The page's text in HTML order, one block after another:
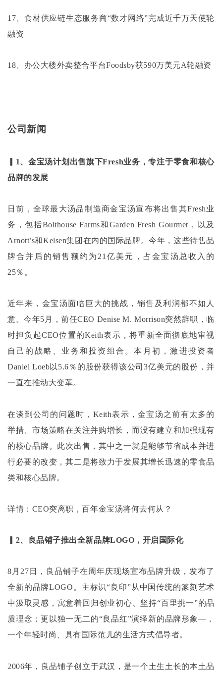
17、食材供应链生态服务商“数才网络”完成近千万天使轮
融资
18、办公大楼外卖整合平台Foodsby获590万美元A轮融资
公司新闻
▎1、金宝汤计划出售旗下Fresh业务，专注于零食和核心
品牌的发展
日前，全球最大汤品制造商金宝汤宣布将出售其Fresh业
务，包括Bolthouse Farms和Garden Fresh Gourmet，以及
Arnott’s和Kelsen集团在内的国际品牌。今年，这些待售品
牌合并后的销售额约为21亿美元，占金宝汤总收入的
25％。
近年来，金宝汤面临巨大的挑战，销售及利润都不如人
意。今年5月，前任CEO Denise M. Morrison突然辞职，临
时担负起CEO位置的Keith表示，将重新全面彻底地审视
自己的战略、业务和投资组合。本月初，激进投资者
Daniel Loeb以5.6％的股份获得该公司3亿美元的股份，并
一直在推动大变革。
在谈到公司的问题时， Keith表示，金宝汤之前有太多的
举措、市场策略在关注并购增长，而没有建立和加强现有
的核心品牌。此次出售，其中之一就是能够节省成本并进
行必要的改变，其二是将致力于发展其增长迅速的零食品
类和核心品牌。
详情： CEO突离职，百年金宝汤将何去何从？
▎2、良品铺子推出全新品牌LOGO，开启国际化
8月27日，良品铺子在周年庆现场宣布品牌升级，发布了
全新的品牌LOGO。主标识“良印”从中国传统的篆刻艺术
中汲取灵感，寓意着回归创业初心、坚持“百里挑一”的品
质理念；更以独一无二的“良品红”演绎新的品牌形象—，
一个年轻时尚、具有国际范儿的生活方式倡导者。
2006年，良品铺子创立于武汉，是一个土生土长的本土品